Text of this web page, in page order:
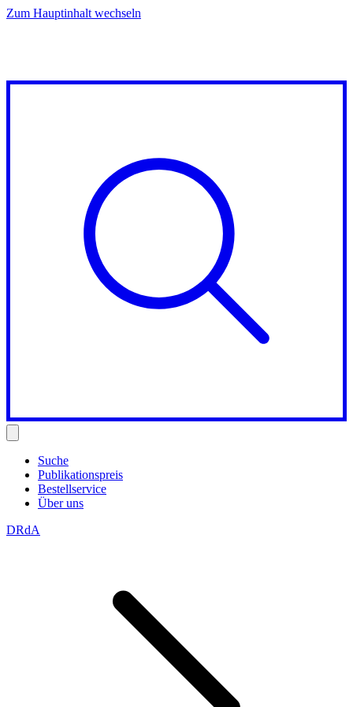
Zum Hauptinhalt wechseln
Suche
Publikationspreis
Bestellservice
Über uns
DRdA